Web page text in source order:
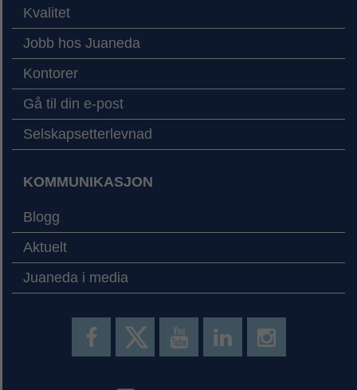
Kvalitet
Jobb hos Juaneda
Kontorer
Gå til din e-post
Selskapsetterlevnad
KOMMUNIKASJON
Blogg
Aktuelt
Juaneda i media